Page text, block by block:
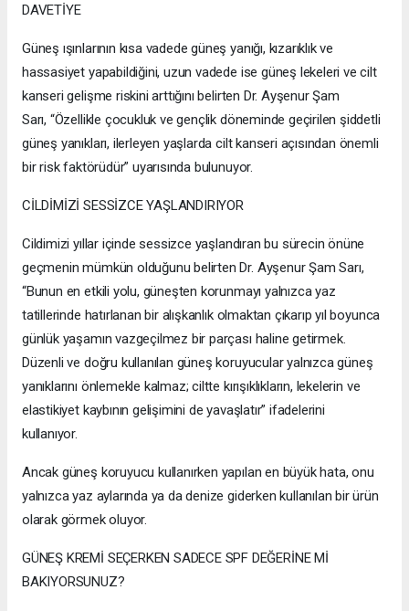
DAVETİYE
Güneş ışınlarının kısa vadede güneş yanığı, kızarıklık ve
hassasiyet yapabildiğini, uzun vadede ise güneş lekeleri ve cilt
kanseri gelişme riskini arttığını belirten Dr. Ayşenur Şam
Sarı, “Özellikle çocukluk ve gençlik döneminde geçirilen şiddetli
güneş yanıkları, ilerleyen yaşlarda cilt kanseri açısından önemli
bir risk faktörüdür” uyarısında bulunuyor.
CİLDİMİZİ SESSİZCE YAŞLANDIRIYOR
Cildimizi yıllar içinde sessizce yaşlandıran bu sürecin önüne
geçmenin mümkün olduğunu belirten Dr. Ayşenur Şam Sarı,
“Bunun en etkili yolu, güneşten korunmayı yalnızca yaz
tatillerinde hatırlanan bir alışkanlık olmaktan çıkarıp yıl boyunca
günlük yaşamın vazgeçilmez bir parçası haline getirmek.
Düzenli ve doğru kullanılan güneş koruyucular yalnızca güneş
yanıklarını önlemekle kalmaz; ciltte kırışıklıkların, lekelerin ve
elastikiyet kaybının gelişimini de yavaşlatır” ifadelerini
kullanıyor.
Ancak güneş koruyucu kullanırken yapılan en büyük hata, onu
yalnızca yaz aylarında ya da denize giderken kullanılan bir ürün
olarak görmek oluyor.
GÜNEŞ KREMİ SEÇERKEN SADECE SPF DEĞERİNE Mİ
BAKIYORSUNUZ?